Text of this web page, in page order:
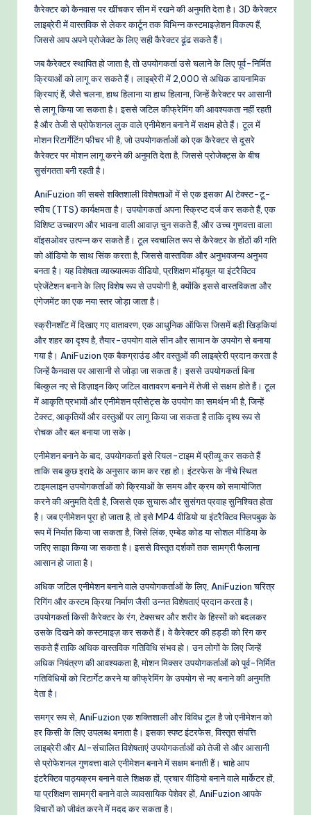
&
M
o
d
rn
T
c
M
h
o
d
कैरेक्टर को कैनवास पर खींचकर सीन में रखने की अनुमति देता है। 3D कैरेक्टर
लाइब्रेरी में वास्तविक से लेकर कार्टून तक विभिन्न कस्टमाइज़ेशन विकल्प हैं,
जिससे आप अपने प्रोजेक्ट के लिए सही कैरेक्टर ढूंढ सकते हैं।
जब कैरेक्टर स्थापित हो जाता है, तो उपयोगकर्ता उसे चलाने के लिए पूर्व-निर्मित
क्रियाओं को लागू कर सकते हैं। लाइब्रेरी में 2,000 से अधिक डायनामिक
क्रियाएं हैं, जैसे चलना, हाथ हिलाना या हाथ हिलाना, जिन्हें कैरेक्टर पर आसानी
से लागू किया जा सकता है। इससे जटिल कीफ्रेमिंग की आवश्यकता नहीं रहती
है और तेजी से प्रोफेशनल लुक वाले एनीमेशन बनाने में सक्षम होते हैं। टूल में
मोशन रिटार्गेटिंग फीचर भी है, जो उपयोगकर्ताओं को एक कैरेक्टर से दूसरे
कैरेक्टर पर मोशन लागू करने की अनुमति देता है, जिससे प्रोजेक्ट्स के बीच
सुसंगतता बनी रहती है।
AniFuzion की सबसे शक्तिशाली विशेषताओं में से एक इसका AI टेक्स्ट-टू-
स्पीच (TTS) कार्यक्षमता है। उपयोगकर्ता अपना स्क्रिप्ट दर्ज कर सकते हैं, एक
विशिष्ट उच्चारण और भावना वाली आवाज़ चुन सकते हैं, और उच्च गुणवत्ता वाला
वॉइसओवर उत्पन्न कर सकते हैं। टूल स्वचालित रूप से कैरेक्टर के होंठों की गति
को ऑडियो के साथ सिंक करता है, जिससे वास्तविक और अनुभवजन्य अनुभव
बनता है। यह विशेषता व्याख्यात्मक वीडियो, प्रशिक्षण मॉड्यूल या इंटरैक्टिव
प्रेजेंटेशन बनाने के लिए विशेष रूप से उपयोगी है, क्योंकि इससे वास्तविकता और
एंगेजमेंट का एक नया स्तर जोड़ा जाता है।
स्क्रीनशॉट में दिखाए गए वातावरण, एक आधुनिक ऑफिस जिसमें बड़ी खिड़कियां
और शहर का दृश्य है, तैयार-उपयोग वाले सीन और सामान के उपयोग से बनाया
गया है। AniFuzion एक बैकग्राउंड और वस्तुओं की लाइब्रेरी प्रदान करता है
जिन्हें कैनवास पर आसानी से जोड़ा जा सकता है। इससे उपयोगकर्ता बिना
बिल्कुल नए से डिज़ाइन किए जटिल वातावरण बनाने में तेजी से सक्षम होते हैं। टूल
में आकृति प्रभावों और एनीमेशन प्रीसेट्स के उपयोग का समर्थन भी है, जिन्हें
टेक्स्ट, आकृतियों और वस्तुओं पर लागू किया जा सकता है ताकि दृश्य रूप से
रोचक और बल बनाया जा सके।
एनीमेशन बनाने के बाद, उपयोगकर्ता इसे रियल-टाइम में प्रीव्यू कर सकते हैं
ताकि सब कुछ इरादे के अनुसार काम कर रहा हो। इंटरफेस के नीचे स्थित
टाइमलाइन उपयोगकर्ताओं को क्रियाओं के समय और क्रम को समायोजित
करने की अनुमति देती है, जिससे एक सुचारू और सुसंगत प्रवाह सुनिश्चित होता
है। जब एनीमेशन पूरा हो जाता है, तो इसे MP4 वीडियो या इंटरैक्टिव फ्लिपबुक के
रूप में निर्यात किया जा सकता है, जिसे लिंक, एम्बेड कोड या सोशल मीडिया के
जरिए साझा किया जा सकता है। इससे विस्तृत दर्शकों तक सामग्री फैलाना
आसान हो जाता है।
अधिक जटिल एनीमेशन बनाने वाले उपयोगकर्ताओं के लिए, AniFuzion चरित्र
रिगिंग और कस्टम क्रिया निर्माण जैसी उन्नत विशेषताएं प्रदान करता है।
उपयोगकर्ता किसी कैरेक्टर के रंग, टेक्सचर और शरीर के हिस्सों को बदलकर
उसके दिखने को कस्टमाइज़ कर सकते हैं। वे कैरेक्टर की हड्डी को रिग कर
सकते हैं ताकि अधिक वास्तविक गतिविधि संभव हो। उन लोगों के लिए जिन्हें
अधिक नियंत्रण की आवश्यकता है, मोशन मिक्सर उपयोगकर्ताओं को पूर्व-निर्मित
गतिविधियों को रिटार्गेट करने या कीफ्रेमिंग के उपयोग से नए बनाने की अनुमति
देता है।
समग्र रूप से, AniFuzion एक शक्तिशाली और विविध टूल है जो एनीमेशन को
हर किसी के लिए उपलब्ध बनाता है। इसका स्पष्ट इंटरफेस, विस्तृत संपत्ति
लाइब्रेरी और AI-संचालित विशेषताएं उपयोगकर्ताओं को तेजी से और आसानी
से प्रोफेशनल गुणवत्ता वाले एनीमेशन बनाने में सक्षम बनाती हैं। चाहे आप
इंटरैक्टिव पाठ्यक्रम बनाने वाले शिक्षक हों, प्रचार वीडियो बनाने वाले मार्केटर हों,
या प्रशिक्षण सामग्री बनाने वाले व्यावसायिक पेशेवर हों, AniFuzion आपके
विचारों को जीवंत करने में मदद कर सकता है।